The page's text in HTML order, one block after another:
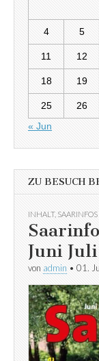
4 5
11 12
18 19
25 26
« Jun
ZU BESUCH
INHALT, SAARINFOS
Juni
von admin • 01.